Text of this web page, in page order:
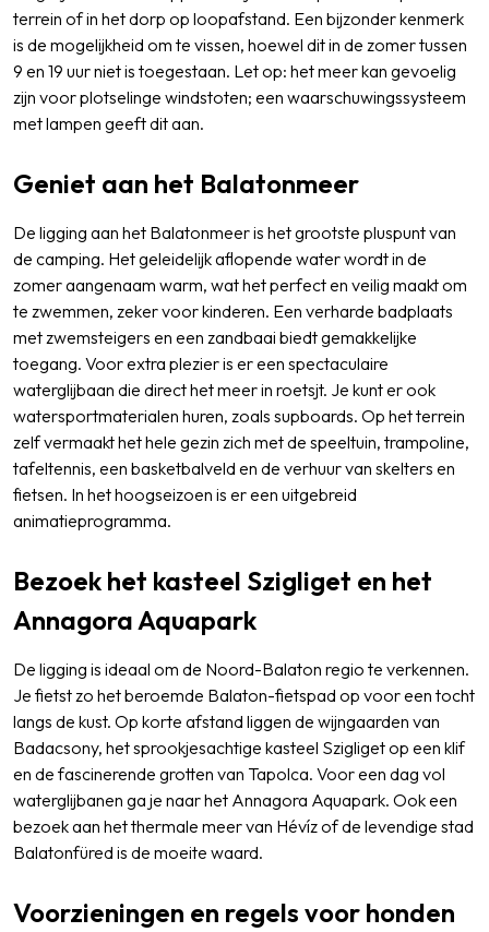
terrein of in het dorp op loopafstand. Een bijzonder kenmerk
is de mogelijkheid om te vissen, hoewel dit in de zomer tussen
9 en 19 uur niet is toegestaan. Let op: het meer kan gevoelig
zijn voor plotselinge windstoten; een waarschuwingssysteem
met lampen geeft dit aan.
Geniet aan het Balatonmeer
De ligging aan het Balatonmeer is het grootste pluspunt van
de camping. Het geleidelijk aflopende water wordt in de
zomer aangenaam warm, wat het perfect en veilig maakt om
te zwemmen, zeker voor kinderen. Een verharde badplaats
met zwemsteigers en een zandbaai biedt gemakkelijke
toegang. Voor extra plezier is er een spectaculaire
waterglijbaan die direct het meer in roetsjt. Je kunt er ook
watersportmaterialen huren, zoals supboards. Op het terrein
zelf vermaakt het hele gezin zich met de speeltuin, trampoline,
tafeltennis, een basketbalveld en de verhuur van skelters en
fietsen. In het hoogseizoen is er een uitgebreid
animatieprogramma.
Bezoek het kasteel Szigliget en het
Annagora Aquapark
De ligging is ideaal om de Noord-Balaton regio te verkennen.
Je fietst zo het beroemde Balaton-fietspad op voor een tocht
langs de kust. Op korte afstand liggen de wijngaarden van
Badacsony, het sprookjesachtige kasteel Szigliget op een klif
en de fascinerende grotten van Tapolca. Voor een dag vol
waterglijbanen ga je naar het Annagora Aquapark. Ook een
bezoek aan het thermale meer van Hévíz of de levendige stad
Balatonfüred is de moeite waard.
Voorzieningen en regels voor honden